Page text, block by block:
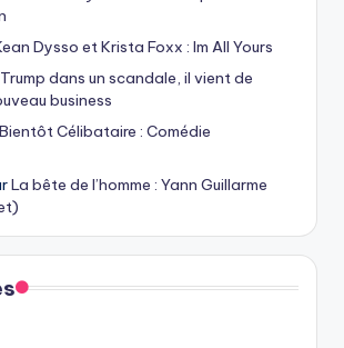
Dysso et Krista Foxx : Im All Yours
Trump dans un scandale, il vient de
business
Bientôt Célibataire : Comédie
La bête de l’homme : Yann Guillarme